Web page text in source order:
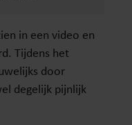
in een video en
Tijdens het
door
degelijk pijnlijk